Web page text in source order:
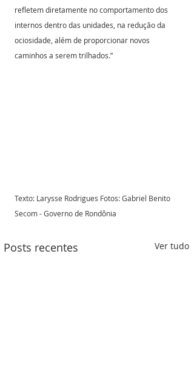
refletem diretamente no comportamento dos
internos dentro das unidades, na redução da
ociosidade, além de proporcionar novos
caminhos a serem trilhados.”
Texto: Larysse Rodrigues Fotos: Gabriel Benito
Secom - Governo de Rondônia
Posts recentes Ver tudo